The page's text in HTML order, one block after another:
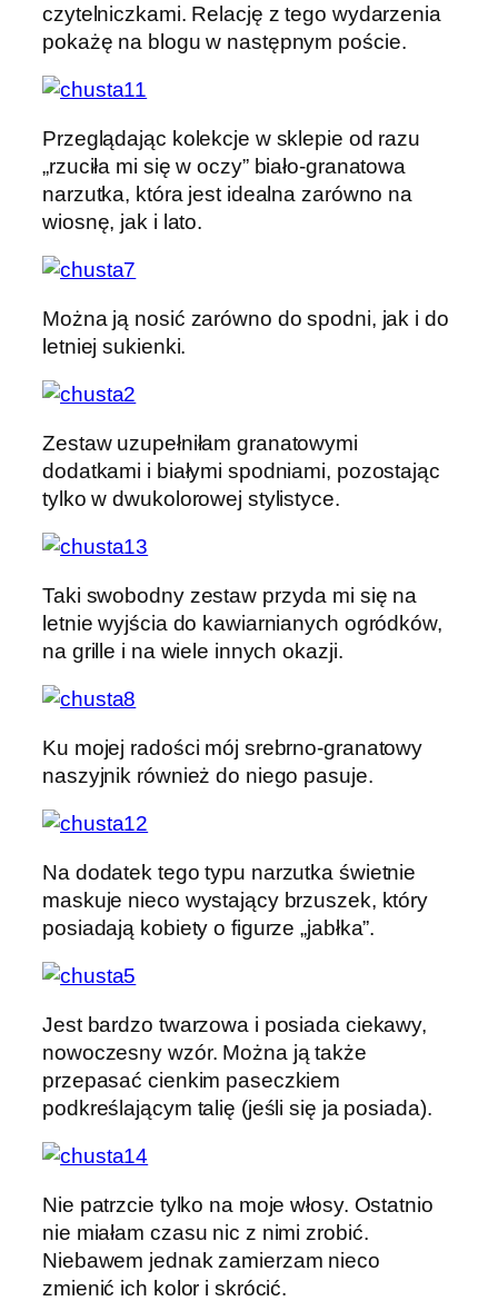
czytelniczkami. Relację z tego wydarzenia
pokażę na blogu w następnym poście.
Przeglądając kolekcje w sklepie od razu
„rzuciła mi się w oczy” biało-granatowa
narzutka, która jest idealna zarówno na
wiosnę, jak i lato.
Można ją nosić zarówno do spodni, jak i do
letniej sukienki.
Zestaw uzupełniłam granatowymi
dodatkami i białymi spodniami, pozostając
tylko w dwukolorowej stylistyce.
Taki swobodny zestaw przyda mi się na
letnie wyjścia do kawiarnianych ogródków,
na grille i na wiele innych okazji.
Ku mojej radości mój srebrno-granatowy
naszyjnik również do niego pasuje.
Na dodatek tego typu narzutka świetnie
maskuje nieco wystający brzuszek, który
posiadają kobiety o figurze „jabłka”.
Jest bardzo twarzowa i posiada ciekawy,
nowoczesny wzór. Można ją także
przepasać cienkim paseczkiem
podkreślającym talię (jeśli się ja posiada).
Nie patrzcie tylko na moje włosy. Ostatnio
nie miałam czasu nic z nimi zrobić.
Niebawem jednak zamierzam nieco
zmienić ich kolor i skrócić.